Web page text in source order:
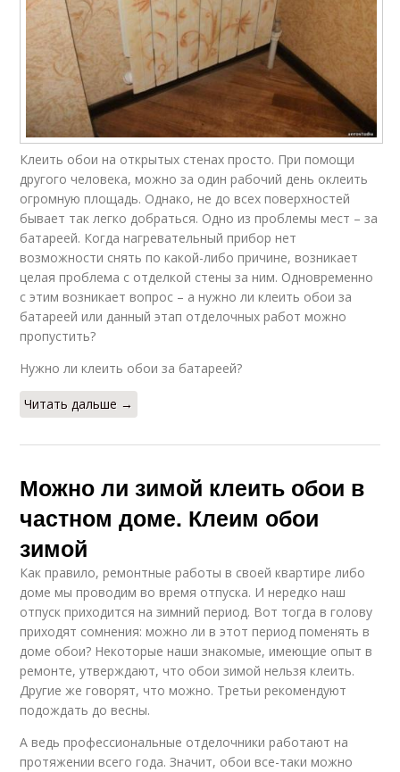
Клеить обои на открытых стенах просто. При помощи
другого человека, можно за один рабочий день оклеить
огромную площадь. Однако, не до всех поверхностей
бывает так легко добраться. Одно из проблемы мест – за
батареей. Когда нагревательный прибор нет
возможности снять по какой-либо причине, возникает
целая проблема с отделкой стены за ним. Одновременно
с этим возникает вопрос – а нужно ли клеить обои за
батареей или данный этап отделочных работ можно
пропустить?
Нужно ли клеить обои за батареей?
Читать дальше →
Можно ли зимой клеить обои в
частном доме. Клеим обои
зимой
Как правило, ремонтные работы в своей квартире либо
доме мы проводим во время отпуска. И нередко наш
отпуск приходится на зимний период. Вот тогда в голову
приходят сомнения: можно ли в этот период поменять в
доме обои? Некоторые наши знакомые, имеющие опыт в
ремонте, утверждают, что обои зимой нельзя клеить.
Другие же говорят, что можно. Третьи рекомендуют
подождать до весны.
А ведь профессиональные отделочники работают на
протяжении всего года. Значит, обои все-таки можно